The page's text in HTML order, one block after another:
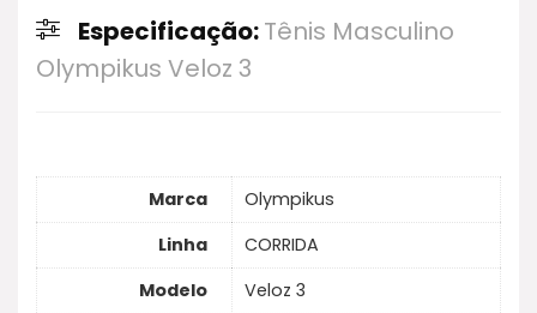
Especificação:Tênis Masculino
Olympikus Veloz 3
Marca
Olympikus
Linha
CORRIDA
Modelo
Veloz 3